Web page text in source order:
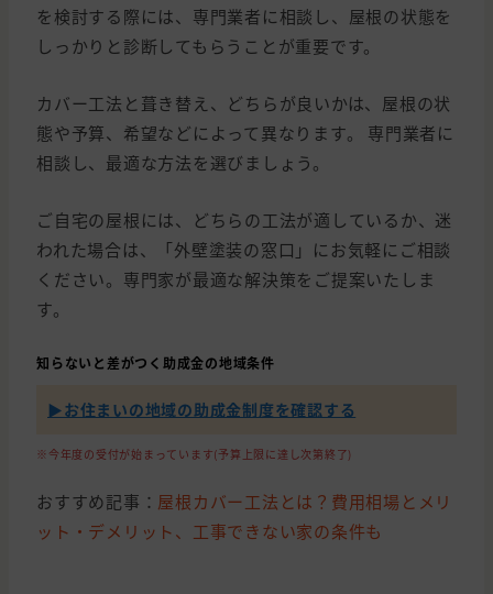
を検討する際には、専門業者に相談し、屋根の状態を
しっかりと診断してもらうことが重要です。
カバー工法と葺き替え、どちらが良いかは、屋根の状
態や予算、希望などによって異なります。 専門業者に
相談し、最適な方法を選びましょう。
ご自宅の屋根には、どちらの工法が適しているか、迷
われた場合は、「外壁塗装の窓口」にお気軽にご相談
ください。専門家が最適な解決策をご提案いたしま
す。
知らないと差がつく助成金の地域条件
▶︎お住まいの地域の助成金制度を確認する
※今年度の受付が始まっています(予算上限に達し次第終了)
おすすめ記事： 屋根カバー工法とは？費用相場とメリ
ット・デメリット、工事できない家の条件も